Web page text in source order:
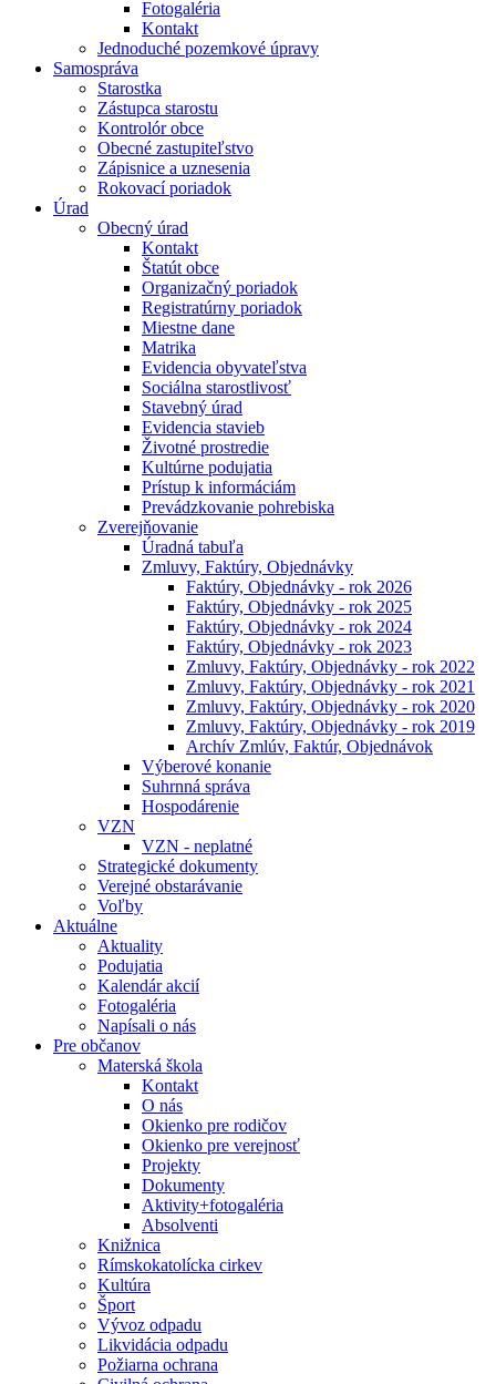
Fotogaléria
Kontakt
Jednoduché pozemkové úpravy
Samospráva
Starostka
Zástupca starostu
Kontrolór obce
Obecné zastupiteľstvo
Zápisnice a uznesenia
Rokovací poriadok
Úrad
Obecný úrad
Kontakt
Štatút obce
Organizačný poriadok
Registratúrny poriadok
Miestne dane
Matrika
Evidencia obyvateľstva
Sociálna starostlivosť
Stavebný úrad
Evidencia stavieb
Životné prostredie
Kultúrne podujatia
Prístup k informáciám
Prevádzkovanie pohrebiska
Zverejňovanie
Úradná tabuľa
Zmluvy, Faktúry, Objednávky
Faktúry, Objednávky - rok 2026
Faktúry, Objednávky - rok 2025
Faktúry, Objednávky - rok 2024
Faktúry, Objednávky - rok 2023
Zmluvy, Faktúry, Objednávky - rok 2022
Zmluvy, Faktúry, Objednávky - rok 2021
Zmluvy, Faktúry, Objednávky - rok 2020
Zmluvy, Faktúry, Objednávky - rok 2019
Archív Zmlúv, Faktúr, Objednávok
Výberové konanie
Suhrnná správa
Hospodárenie
VZN
VZN - neplatné
Strategické dokumenty
Verejné obstarávanie
Voľby
Aktuálne
Aktuality
Podujatia
Kalendár akcií
Fotogaléria
Napísali o nás
Pre občanov
Materská škola
Kontakt
O nás
Okienko pre rodičov
Okienko pre verejnosť
Projekty
Dokumenty
Aktivity+fotogaléria
Absolventi
Knižnica
Rímskokatolícka cirkev
Kultúra
Šport
Vývoz odpadu
Likvidácia odpadu
Požiarna ochrana